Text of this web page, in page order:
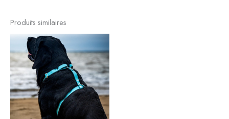
Produits similaires
Plage
prix :
60,00 €
à
75,00 €
Ce
produit
a
plusieurs
variations.
Les
options